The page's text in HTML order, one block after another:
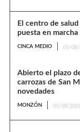
El centro de
puesta en marcha
CINCA MEDIO 05/08/
Abierto el plazo
carrozas de San
novedades
MONZÓN 05/08/